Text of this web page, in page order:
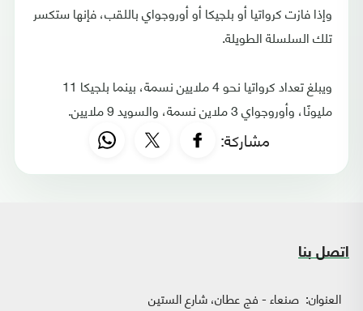
وإذا فازت كرواتيا أو بلجيكا أو أوروجواي باللقب، فإنها ستكسر
تلك السلسلة الطويلة.
ويبلغ تعداد كرواتيا نحو 4 ملايين نسمة، بينما بلجيكا 11
مليونًا، وأوروجواي 3 ملاين نسمة، والسويد 9 ملايين.
مشاركة:
اتصل بنا
العنوان: صنعاء - فج عطان، شارع الستين